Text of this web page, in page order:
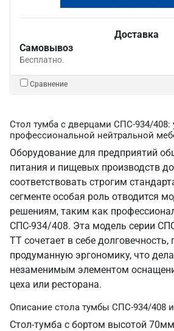
Доставка
Самовывоз
Бесплатно.
Сравнение
Стол тумба с дверцами СПС-934/
профессиональной нейтральной
Оборудование для предприятий
питания и пищевых производств
соответствовать строгим
сегменте особая роль отводится
решениям, таким как
СПС-934/408. Эта модель серии
ТТ сочетает в себе долговечность,
продуманную эргономику, что
незаменимым элементом
цеха или ресторана.
Описание стола тумбы СПС-934/408
Стол-тумба с бортом высотой